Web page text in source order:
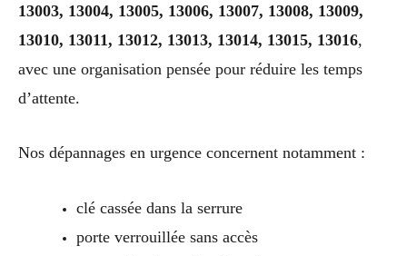
13003, 13004, 13005, 13006, 13007, 13008, 13009,
13010, 13011, 13012, 13013, 13014, 13015, 13016,
avec une organisation pensée pour réduire les temps
d’attente.
Nos dépannages en urgence concernent notamment :
clé cassée dans la serrure
porte verrouillée sans accès